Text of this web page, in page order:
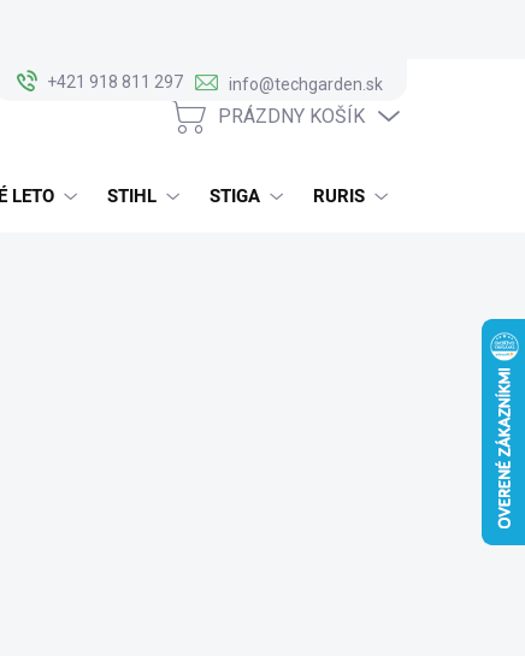
+421 918 811 297
info@techgarden.sk
NÁKUPNÝ
PRÁZDNY KOŠÍK
LETO STIHL STIGA RURIS